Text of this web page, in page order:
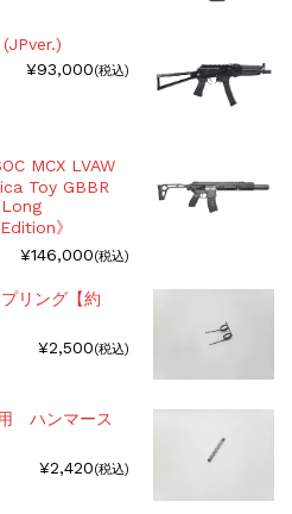
¥93,000(税込)
MCX LVAW
Toy GBBR
》
¥146,000(税込)
リング【約
¥2,500(税込)
ハンマース
¥2,420(税込)